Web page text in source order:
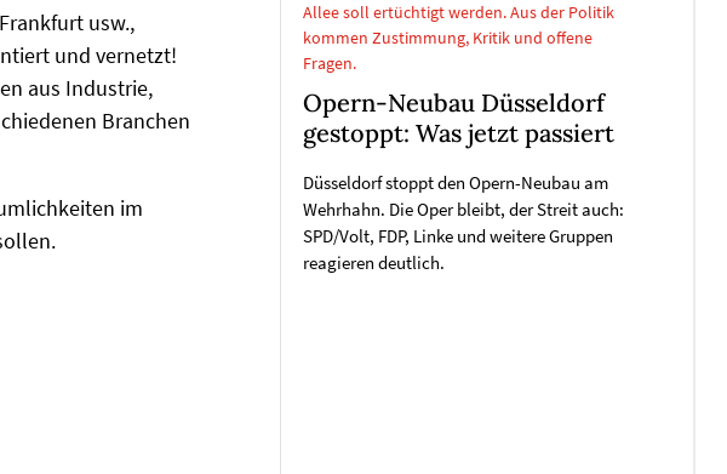
usw.,
und vernetzt!
aus Industrie,
Branchen
im
Allee soll ertüchtigt werden. Aus der Politik
kommen Zustimmung, Kritik und offene
Fragen.
Opern-Neubau Düsseldorf
gestoppt: Was jetzt passiert
Düsseldorf stoppt den Opern-Neubau am
Wehrhahn. Die Oper bleibt, der Streit auch:
SPD/Volt, FDP, Linke und weitere Gruppen
reagieren deutlich.